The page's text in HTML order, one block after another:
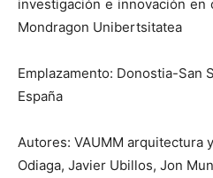
investigación e innovación en
Mondragon Unibertsitatea
Emplazamento: Donostia-San
España
Autores: VAUMM arquitectura
Odiaga, Javier Ubillos, Jon